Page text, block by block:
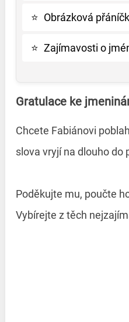
⭐ Obrázková
⭐ Zajímavosti o
Gratulace ke
Chcete Fabiánovi
slova vryjí na dlouho do
Poděkujte mu, poučte
Vybírejte z těch